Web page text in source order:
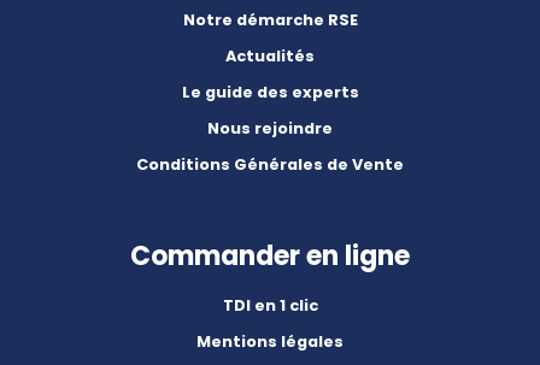
Notre démarche RSE
Actualités
Le guide des experts
Nous rejoindre
Conditions Générales de Vente
Commander en ligne
TDI en 1 clic
Mentions légales